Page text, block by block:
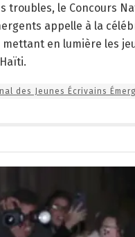
troubles, le Concours
appelle à la
en lumière les
des Jeunes Écrivains